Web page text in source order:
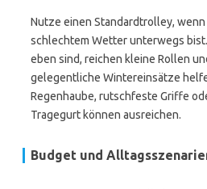
Nutze einen Standardtrolley,
schlechtem Wetter unterwegs
eben sind, reichen kleine Rollen
gelegentliche Wintereinsätze
Regenhaube, rutschfeste Griffe
Tragegurt können ausreichen.
Budget und